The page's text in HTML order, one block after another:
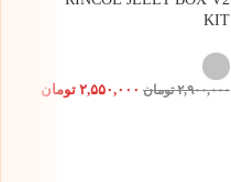
KIT
۲,۹۰۰,۰۰۰ تومان ۲,۵۵۰,۰۰۰ تومان